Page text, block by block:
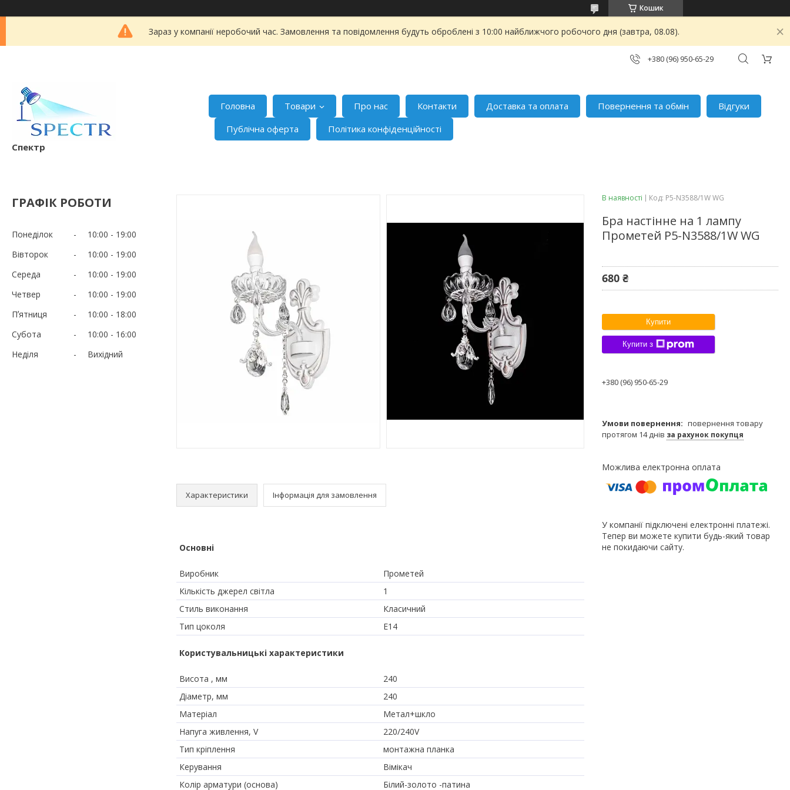
Кошик
Зараз у компанії неробочий час. Замовлення та повідомлення будуть оброблені з 10:00 найближчого робочого дня (завтра, 08.08).
+380 (96) 950-65-29
Спектр
Головна Товари Про нас Контакти Доставка та оплата Повернення та обмін
Відгуки
Публічна оферта
Політика конфіденційності
ГРАФІК РОБОТИ
Понеділок 10:00
19:00
Вівторок
10:00
19:00
Середа
10:00
19:00
Четвер
10:00
19:00
Пʼятниця
10:00
18:00
Субота
10:00
16:00
Неділя
Вихідний
Характеристики Інформація для замовлення
Основні
Виробник
Прометей
Кількість джерел світла
1
Стиль виконання
Класичний
Тип цоколя
E14
Користувальницькі характеристики
Висота , мм
240
Діаметр, мм
240
Матеріал
Метал+шкло
Напуга живлення, V
220/240V
Тип кріплення
монтажна планка
Керування
Вімікач
Колір арматури (основа)
Білий-золото -патина
В наявності Код: P5-N3588/1W WG
Бра настінне на 1 лампу
Прометей P5-N3588/1W WG
680 ₴
Купити
Купити з
+380 (96) 950-65-29
повернення товару
протягом 14 днів за рахунок покупця
У компанії підключені електронні платежі.
Тепер ви можете купити будь-який товар
не покидаючи сайту.